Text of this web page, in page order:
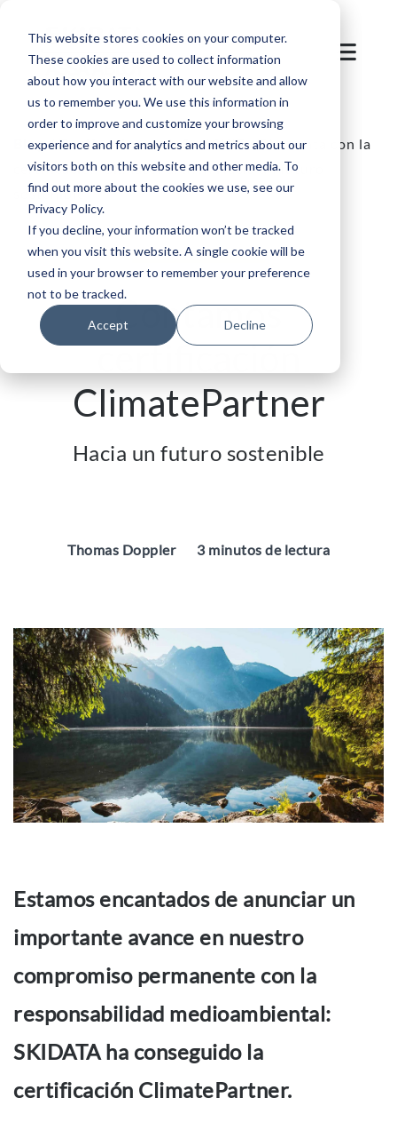
This website stores cookies on your computer.
These cookies are used to collect information
about how you interact with our website and allow
us to remember you. We use this information in
order to improve and customize your browsing
experience and for analytics and metrics about our
visitors both on this website and other media. To
find out more about the cookies we use, see our
Privacy Policy.
If you decline, your information won’t be tracked
when you visit this website. A single cookie will be
used in your browser to remember your preference
not to be tracked.
Accept Decline
Blog /Destino de montaña /SKIDATA cuenta con la
certificación ClimatePartner. Hacia un futuro
sostenible
Contamos
certificación
ClimatePartner
Hacia un futuro sostenible
Thomas Doppler 3 minutos de lectura
Estamos encantados de anunciar un
importante avance en nuestro
compromiso permanente con la
responsabilidad medioambiental:
SKIDATA ha conseguido la
certificación ClimatePartner.